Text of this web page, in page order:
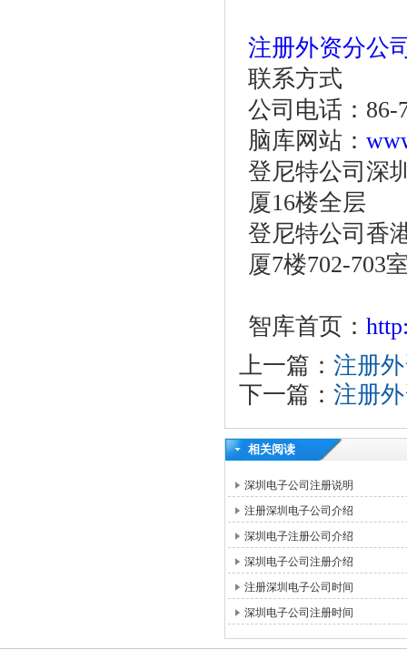
注册外资分公
联系方式
公司电话：86-
脑库网站：
登尼特公司深
厦16楼全层
登尼特公司香
厦7楼702-703
智库首页：
上一篇： 注册
下一篇： 注册
相关阅读
深圳电子公司注册说明
注册深圳电子公司介绍
深圳电子注册公司介绍
深圳电子公司注册介绍
注册深圳电子公司时间
深圳电子公司注册时间